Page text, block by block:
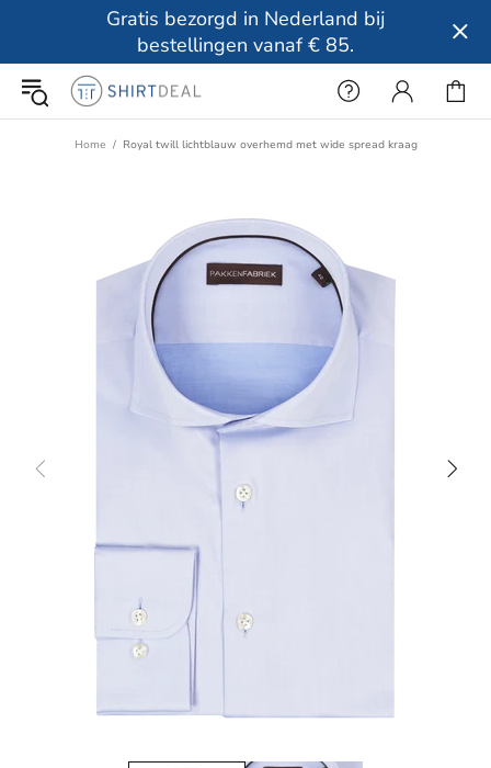
Gratis bezorgd in Nederland bij
bestellingen vanaf € 85.
Home Royal twill lichtblauw overhemd met wide spread kraag